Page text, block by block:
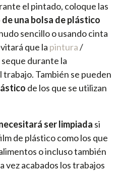
el pintado, coloque las
una bolsa de plástico
sencillo o usando cinta
que la pintura/
seque durante la
También se pueden
de los que se utilizan
ser limpiada si
de plástico como los que
o incluso también
vez acabados los trabajos